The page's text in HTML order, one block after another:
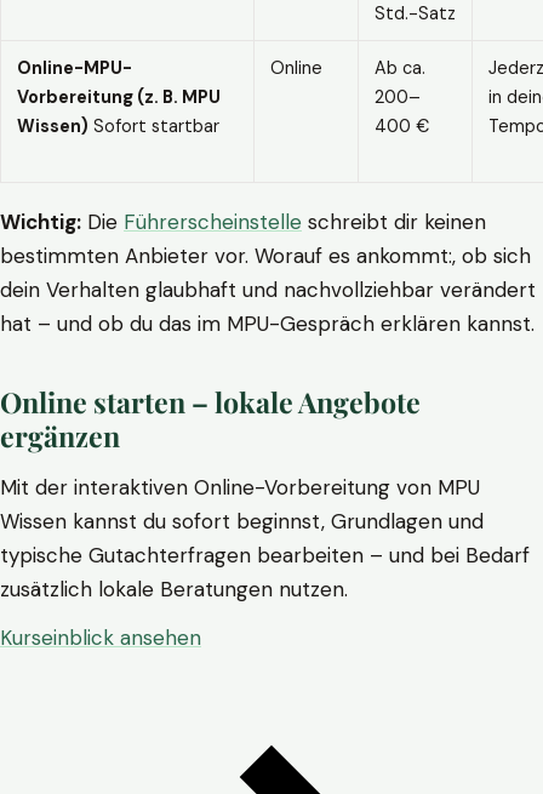
Std.-Satz
Online-MPU-
Vorbereitung (z. B. MPU
Wissen) Sofort startbar
Online
Ab ca.
200–
400 €
in
Wichtig: Die Führerscheinstelle schreibt dir keinen
bestimmten Anbieter vor. Worauf es ankommt:, ob sich
dein Verhalten glaubhaft und nachvollziehbar verändert
hat – und ob du das im MPU-Gespräch erklären kannst.
Online starten – lokale Angebote
ergänzen
Mit der interaktiven Online-Vorbereitung von MPU
Wissen kannst du sofort beginnst, Grundlagen und
typische Gutachterfragen bearbeiten – und bei Bedarf
zusätzlich lokale Beratungen nutzen.
Kurseinblick ansehen